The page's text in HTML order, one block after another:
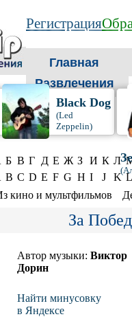
Регистрация
Главная
Развлечения
Black Dog
(Led
Zeppelin)
Б В Г Д Е Ж З И К Л
B C D E F G H I J K L
кино и мультфильмов
За
Автор музыки: Виктор
Дорин
Найти минусовку
в Яндексе